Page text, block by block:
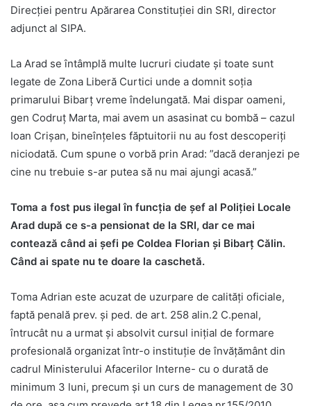
Direcției pentru Apărarea Constituției din SRI, director
adjunct al SIPA.
La Arad se întâmplă multe lucruri ciudate și toate sunt
legate de Zona Liberă Curtici unde a domnit soția
primarului Bibarț vreme îndelungată. Mai dispar oameni,
gen Codruț Marta, mai avem un asasinat cu bombă – cazul
Ioan Crișan, bineînțeles făptuitorii nu au fost descoperiți
niciodată. Cum spune o vorbă prin Arad: ”dacă deranjezi pe
cine nu trebuie s-ar putea să nu mai ajungi acasă.”
Toma a fost pus ilegal în funcția de șef al Poliției Locale
Arad după ce s-a pensionat de la SRI, dar ce mai
contează când ai șefi pe Coldea Florian și Bibarț Călin.
Când ai spate nu te doare la caschetă.
Toma Adrian este acuzat de uzurpare de calităţi oficiale,
faptă penală prev. şi ped. de art. 258 alin.2 C.penal,
întrucât nu a urmat şi absolvit cursul iniţial de formare
profesională organizat într-o instituţie de învăţământ din
cadrul Ministerului Afacerilor Interne- cu o durată de
minimum 3 luni, precum şi un curs de management de 30